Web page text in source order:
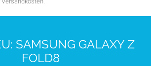
SAMSUNG GALAXY Z
FOLD8